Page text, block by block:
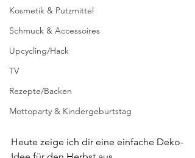
Kosmetik & Putzmittel
Schmuck & Accessoires
Upcycling/Hack
TV
Rezepte/Backen
Mottoparty & Kindergeburtstag
Heute zeige ich dir eine einfache Deko-